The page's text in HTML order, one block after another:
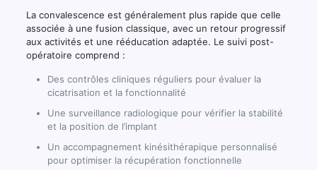
La convalescence est généralement plus rapide que celle
associée à une fusion classique, avec un retour progressif
aux activités et une rééducation adaptée. Le suivi post-
opératoire comprend :
Des contrôles cliniques réguliers pour évaluer la
cicatrisation et la fonctionnalité
Une surveillance radiologique pour vérifier la stabilité
et la position de l’implant
Un accompagnement kinésithérapique personnalisé
pour optimiser la récupération fonctionnelle